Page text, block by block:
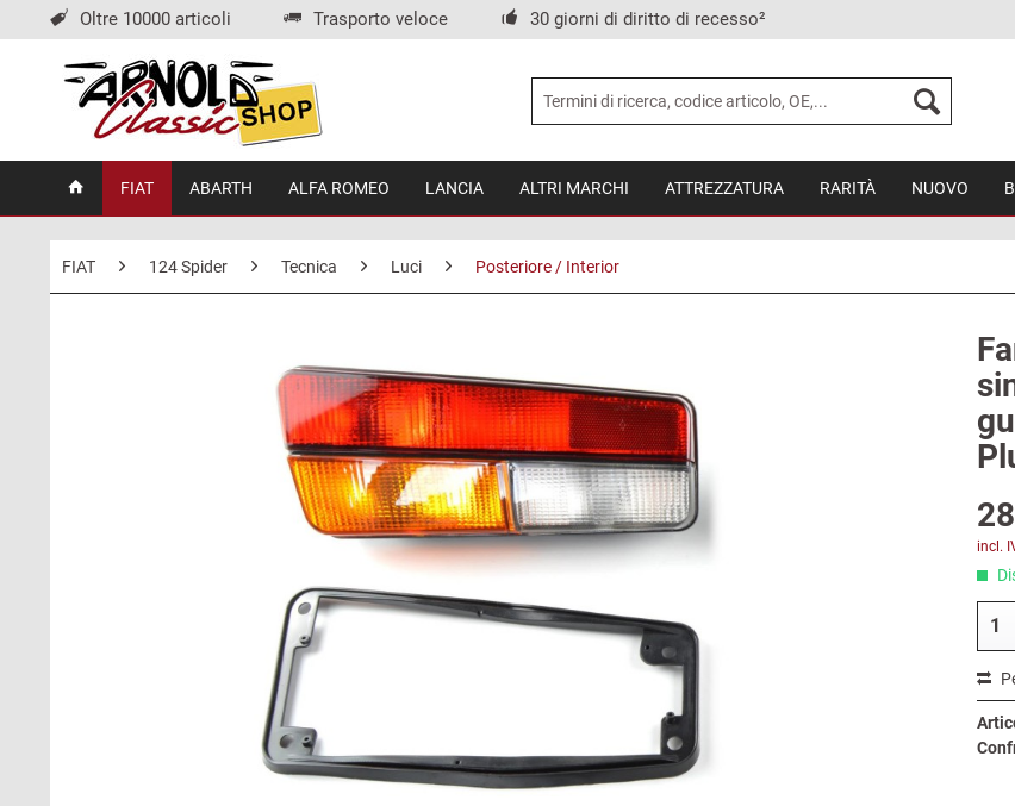
Oltre 10000 articoli Trasporto veloce 30 giorni di diritto di recesso²
FIAT ABARTH ALFA ROMEO LANCIA ALTRI MARCHI ATTREZZATURA RARITÀ NUOVO
FIAT 124 Spider Tecnica Luci Posteriore / Interior
incl.